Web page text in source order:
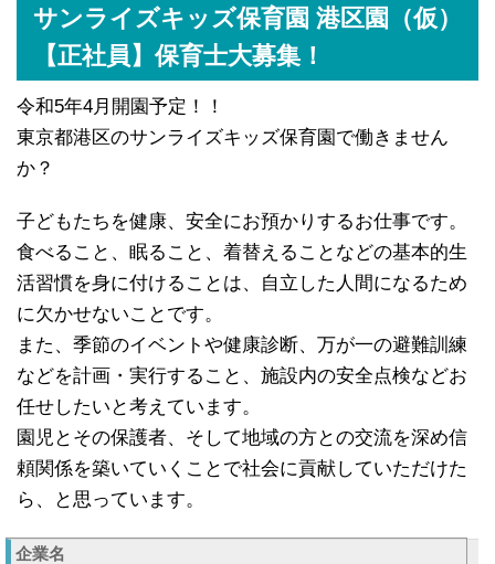
サンライズキッズ保育園 港区園（仮）
【正社員】保育士大募集！
令和5年4月開園予定！！
東京都港区のサンライズキッズ保育園で働きません
か？
子どもたちを健康、安全にお預かりするお仕事です。
食べること、眠ること、着替えることなどの基本的生
活習慣を身に付けることは、自立した人間になるため
に欠かせないことです。
また、季節のイベントや健康診断、万が一の避難訓練
などを計画・実行すること、施設内の安全点検などお
任せしたいと考えています。
園児とその保護者、そして地域の方との交流を深め信
頼関係を築いていくことで社会に貢献していただけた
ら、と思っています。
企業名